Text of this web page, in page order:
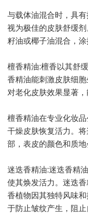
与载体油混合时，具
视为极佳的皮肤舒缓
籽油或椰子油混合，
檀香精油:檀香以其舒
香精油能刺激皮肤细
对老化皮肤效果显著
檀香精油在专业化妆
干燥皮肤恢复活力。
部，表皮的颜色和质地
迷迭香精油:迷迭香精
使其焕发活力。迷迭
香植物因其独特风味
于防止皱纹产生，阻止